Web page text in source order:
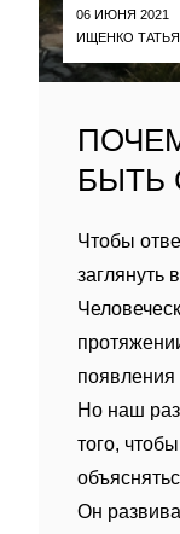
06 ИЮНЯ 2021
ИЩЕНКО
БЫТЬ
Чтобы
заглянуть
Но наш
того,
Он